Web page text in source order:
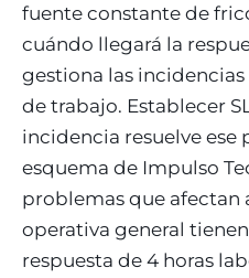
fuente constante de
cuándo llegará la
gestiona las
de trabajo. Establecer
incidencia resuelve ese
esquema de Impulso
problemas que afectan
operativa general
respuesta de 4 horas